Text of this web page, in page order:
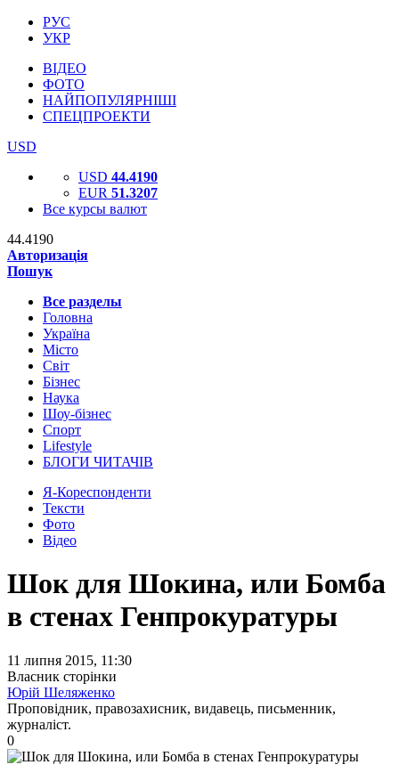
РУС
УКР
ВІДЕО
ФОТО
НАЙПОПУЛЯРНІШІ
СПЕЦПРОЕКТИ
USD
USD 44.4190
EUR 51.3207
Все курсы валют
44.4190
Авторизація
Пошук
Все разделы
Головна
Україна
Місто
Світ
Бізнес
Наука
Шоу-бізнес
Спорт
Lifestyle
БЛОГИ ЧИТАЧІВ
Я-Кореспонденти
Тексти
Фото
Відео
Шок для Шокина, или Бомба
в стенах Генпрокуратуры
11 липня 2015, 11:30
Власник сторінки
Юрій Шеляженко
Проповідник, правозахисник, видавець, письменник,
журналіст.
0